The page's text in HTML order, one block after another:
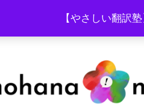
【やさしい翻訳